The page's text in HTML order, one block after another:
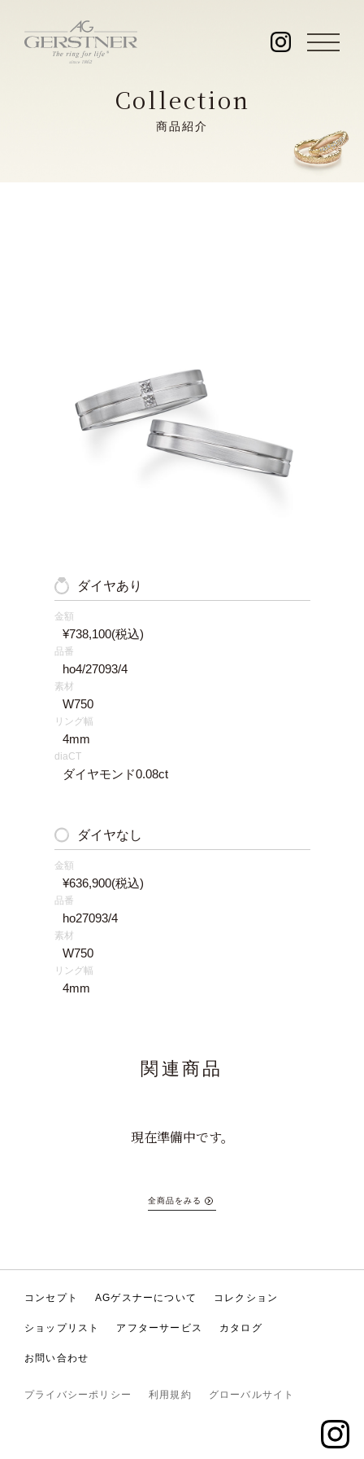
Collection
商品紹介
ダイヤあり
金額
¥738,100(税込)
品番
ho4/27093/4
素材
W750
リング幅
4mm
diaCT
ダイヤモンド0.08ct
ダイヤなし
金額
¥636,900(税込)
品番
ho27093/4
素材
W750
リング幅
4mm
関連商品
現在準備中です。
全商品をみる
コンセプト AGゲスナーについて コレクション
ショップリスト アフターサービス カタログ
お問い合わせ
プライバシーポリシー 利用規約 グローバルサイト